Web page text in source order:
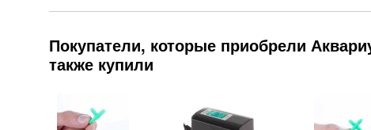
Покупатели, которые приобрели
также купили